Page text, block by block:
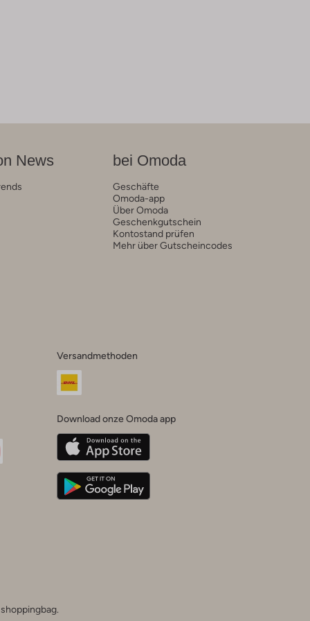
News bei Omoda
Geschäfte
Omoda-app
Über Omoda
Geschenkgutschein
Kontostand prüfen
Mehr über Gutscheincodes
Versandmethoden
Download onze Omoda app